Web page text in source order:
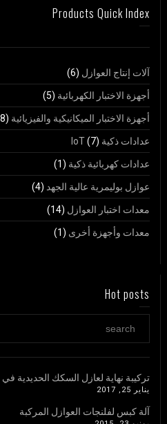
Products Quick Index
آلات إنتاج العوازل (6)
أجهزة الاختبار الكهربائية (5)
أجهزة الاختبار الميكانيكية والفيزيائية (8)
عدادات ذكية IoT (7)
عدادات كهربائية ذكية (1)
عوازل بوليمرية عالية الجهد (4)
معدات اختبار العوازل (14)
معدات وأجهزة أخرى (1)
Hot posts
تركيبة نهاية لعازل السكك الحديدية في
يناير 25, 2017
آلة كبس لفلنجات العوازل المركبة